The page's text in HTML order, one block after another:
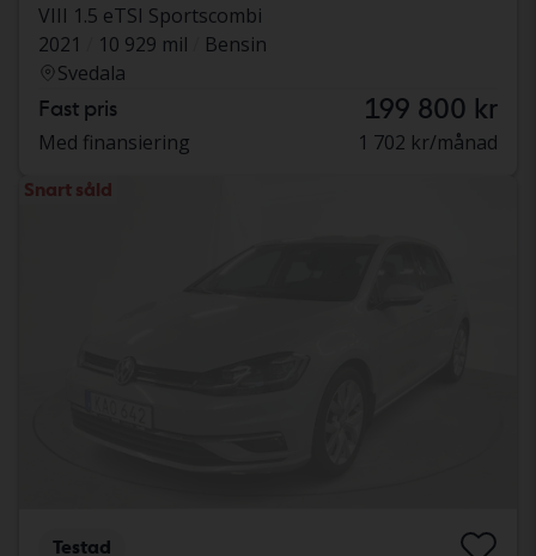
VIII 1.5 eTSI Sportscombi
2021
10 929 mil
Bensin
Svedala
Fast pris 199 800 kr
Med finansiering 1 702 kr/månad
Snart såld
Testad